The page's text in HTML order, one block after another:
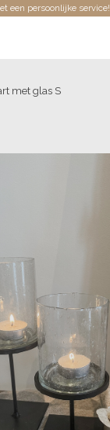
een persoonlijke service!
met glas S